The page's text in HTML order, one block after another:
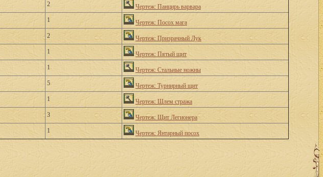
2 Чертеж: Панцирь варвара
1 Чертеж: Посох мага
2 Чертеж: Призрачный Лук
1 Чертеж: Пятый щит
1 Чертеж: Стальные ножны
5 Чертеж: Турнирный щит
1 Чертеж: Шлем стража
3 Чертеж: Щит Легионера
1 Чертеж: Янтарный посох